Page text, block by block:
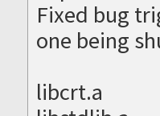
Fixed bug
one being
libcrt.a